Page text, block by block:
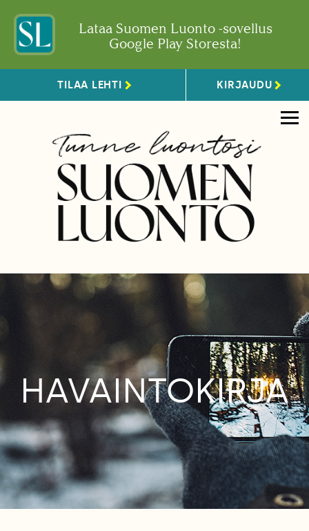
Lataa Suomen Luonto -sovellus
Google Play Storesta!
TILAA LEHTI KIRJAUDU
HAVAINTOKIRJA